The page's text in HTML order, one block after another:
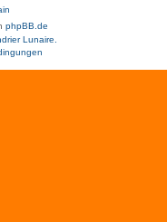
phpBB.de
Lunaire.